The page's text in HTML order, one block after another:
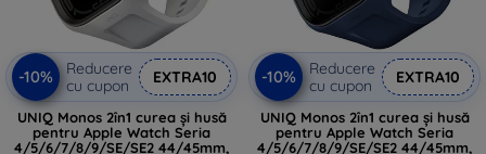
-10%
Reducere
cu cupon
EXTRA10
UNIQ Monos 2în1 curea și husă
pentru Apple Watch Seria
4/5/6/7/8/9/SE/SE2 44/45mm,
-10%
Reducere
cu cupon
EXTRA10
UNIQ Monos 2în1 curea și husă
pentru Apple Watch Seria
4/5/6/7/8/9/SE/SE2 44/45mm,